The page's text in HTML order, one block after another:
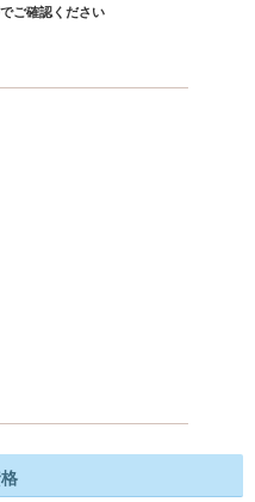
ご確認ください